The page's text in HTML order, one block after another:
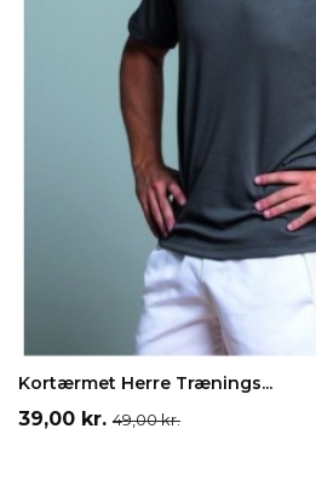
HvidSort Orange
Blå
LÆG I INDKØBSKURV
Kortærmet Herre Trænings...
Pris
39,00 kr. Normalpris
49,00 kr.